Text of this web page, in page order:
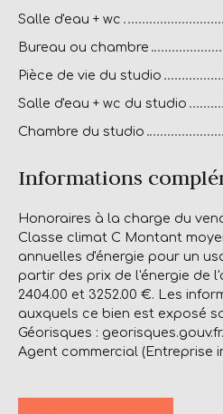
Salle d'eau + wc
Bureau ou chambre
Pièce de vie du studio
Salle d'eau + wc du studio
Chambre du studio
Informations
Honoraires à la charge du
Classe climat C Montant
annuelles d'énergie pour un
partir des prix de l'énergie de
2404.00 et 3252.00 €. Les
auxquels ce bien est exposé
Géorisques : georisques.gouv.fr.
Agent commercial (Entreprise